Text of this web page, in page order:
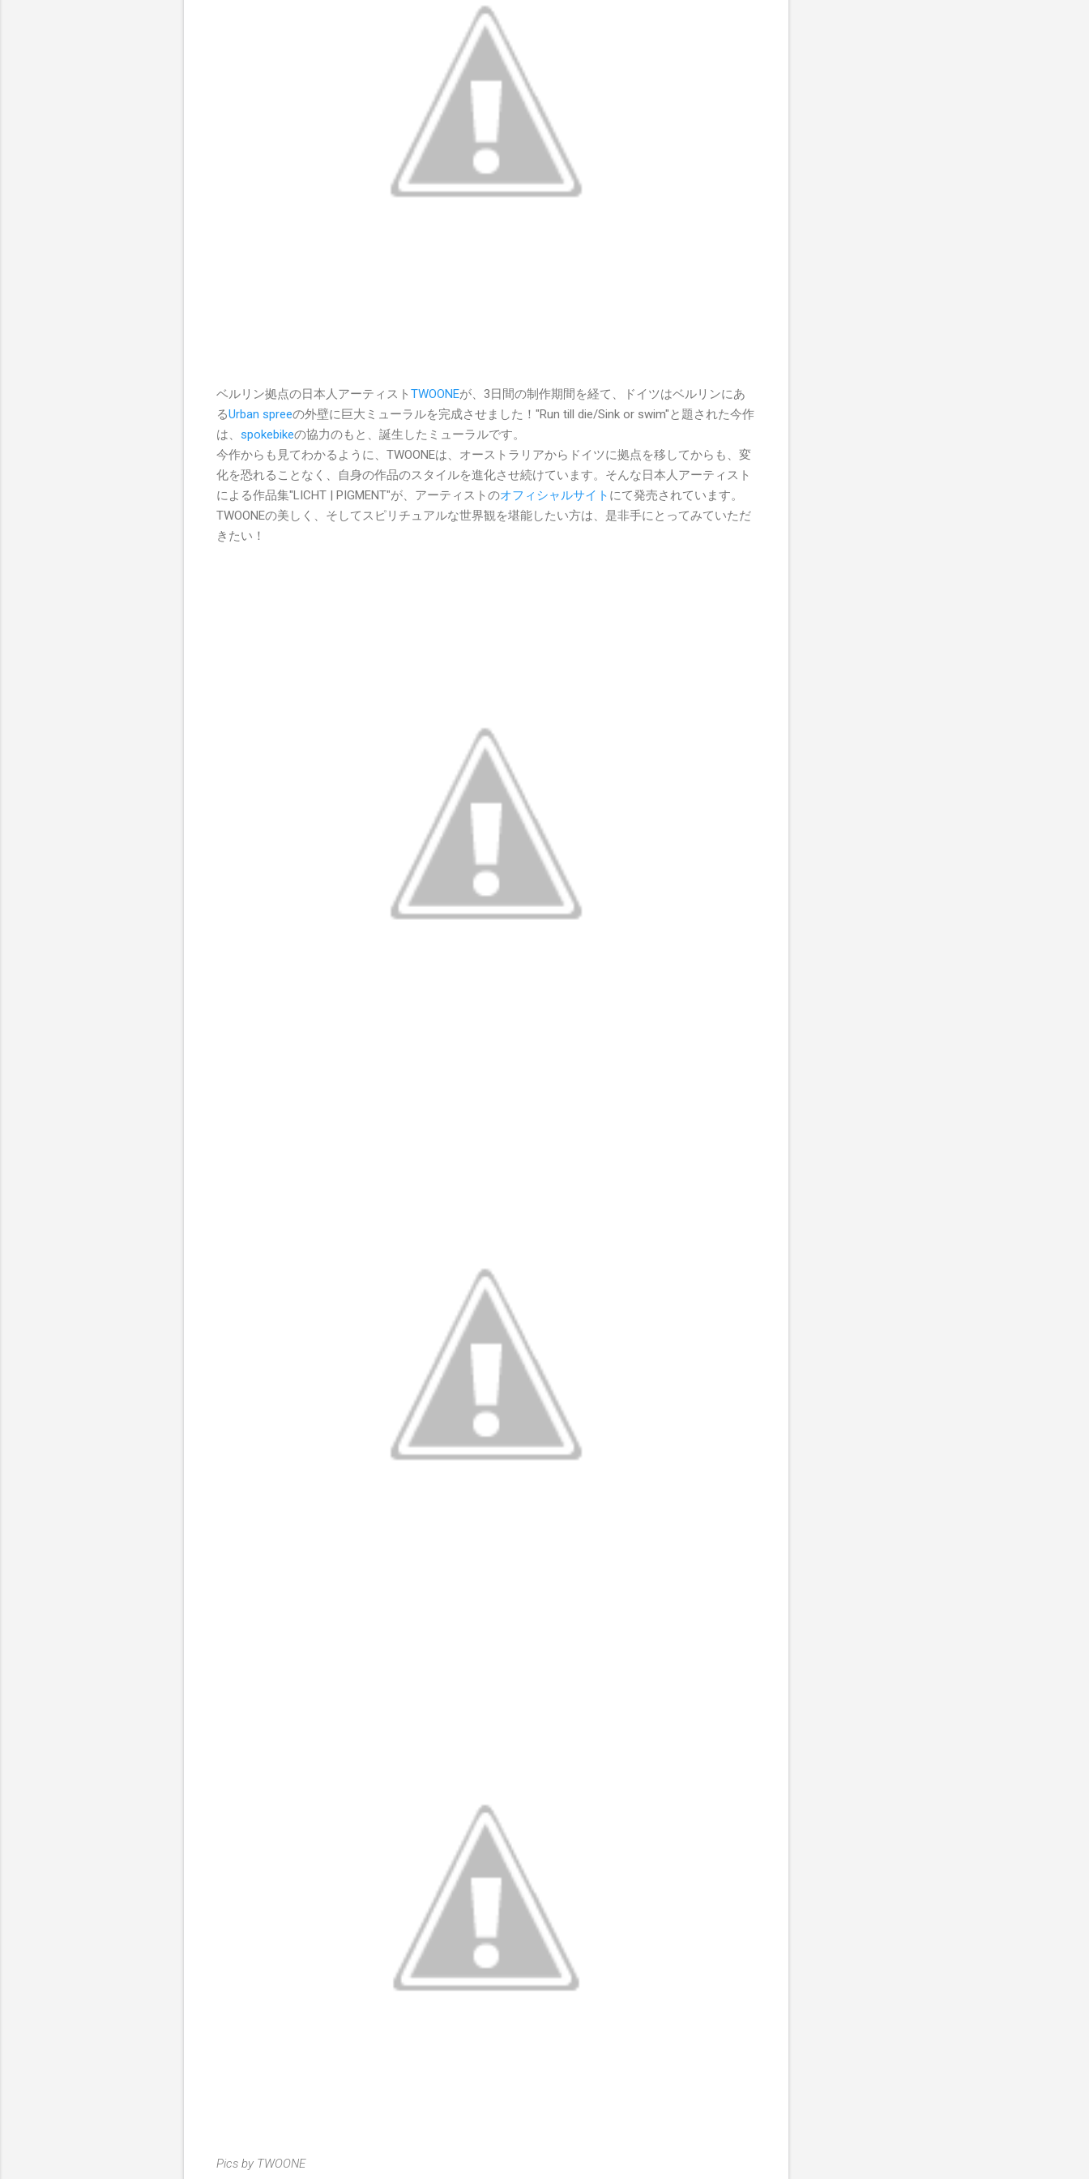
ベルリン拠点の日本人アーティスト TWOONEが、3日間の制作期間を経て、ドイツはベルリンにあ
るUrban spreeの外壁に巨大ミューラルを完成させました！"Run till die/Sink or swim"と題された今作
は、 spokebikeの協力のもと、誕生したミューラルです。
今作からも見てわかるように、TWOONEは、オーストラリアからドイツに拠点を移してからも、変
化を恐れることなく、自身の作品のスタイルを進化させ続けています。そんな日本人アーティスト
による作品集"LICHT | PIGMENT"が、アーティストのオフィシャルサイト にて発売されています。
TWOONEの美しく、そしてスピリチュアルな世界観を堪能したい方は、是非手にとってみていただ
きたい！
Pics by TWOONE